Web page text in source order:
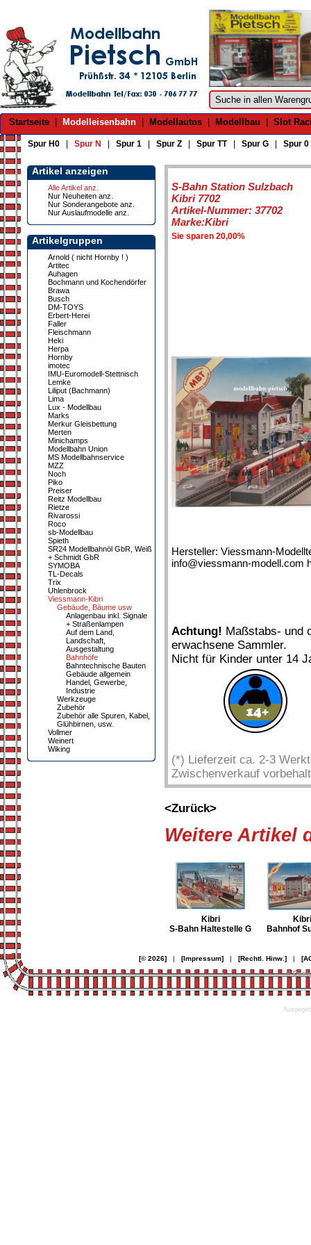
Startseite Modelleisenbahn Modellautos Modellbau Slot
Spur H0 Spur N Spur 1 Spur Z Spur TT| Spur G Spur 0
Artikel anzeigen
Alle Artikel anz.
Nur Neuheiten anz.
Nur Sonderangebote anz.
Nur Auslaufmodelle anz.
Artikelgruppen
Arnold ( nicht Hornby ! )
Artitec
Auhagen
Bochmann und Kochendörfer
Brawa
Busch
DM-TOYS
Erbert-Herei
Faller
Fleischmann
Heki
Herpa
Hornby
imotec
IMU-Euromodell-Stettnisch
Lemke
Liliput (Bachmann)
Lima
Lux - Modellbau
Marks
Merkur Gleisbettung
Merten
Minichamps
Modellbahn Union
MS Modellbahnservice
MZZ
Noch
Piko
Preiser
Reitz Modellbau
Rietze
Rivarossi
Roco
sb-Modellbau
Spieth
SR24 Modellbahnöl GbR, Weiß
+ Schmidt GbR
SYMOBA
TL-Decals
Trix
Uhlenbrock
Viessmann-Kibri
Gebäude, Bäume usw
Anlagenbau inkl. Signale
+ Straßenlampen
Auf dem Land,
Landschaft,
Ausgestaltung
Bahnhöfe
Bahntechnische Bauten
Gebäude allgemein
Handel, Gewerbe,
Industrie
Werkzeuge
Zubehör
Zubehör alle Spuren, Kabel,
Glühbirnen, usw.
Vollmer
Weinert
Wiking
S-Bahn Station Sulzbach
Kibri 7702
Artikel-Nummer: 37702
Marke:Kibri
Sie sparen 20,00%
Hersteller: Viessmann-
info@viessmann-modell.com
Achtung! Maßstabs- und
erwachsene Sammler.
Nicht für Kinder unter 14
(*) Lieferzeit ca. 2-3
Zwischenverkauf
<Zurück>
Weitere Artikel
Kibri
S-Bahn Haltestelle G
Kibri
Bahnhof
[© 2026]| [Impressum]| [Rechtl. Hinw.]|
©